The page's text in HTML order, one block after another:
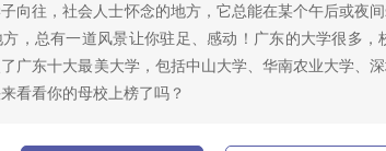
向往，社会人士怀念的地方，它总能在某个午后或夜
，总有一道风景让你驻足、感动！广东的大学很多
广东十大最美大学，包括中山大学、华南农业大学、
看看你的母校上榜了吗？